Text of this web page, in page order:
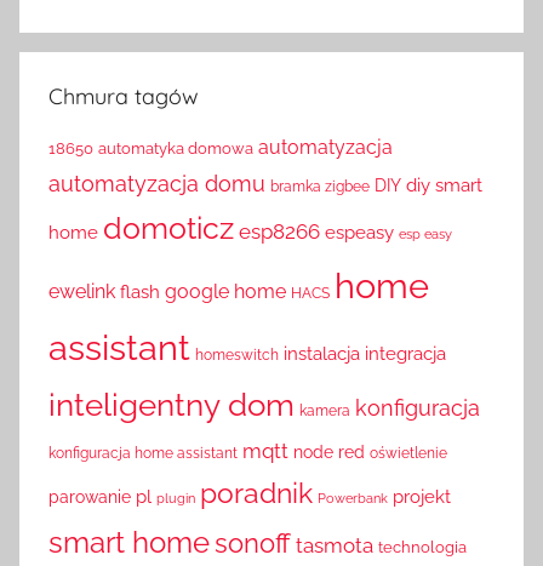
Chmura tagów
18650 automatyka domowa automatyzacja
automatyzacja domu bramka zigbee DIY diy smart
home domoticz esp8266 espeasy esp easy
ewelink flash google home HACS home
assistant homeswitch instalacja integracja
inteligentny dom kamera konfiguracja
konfiguracja home assistant mqtt node red oświetlenie
parowanie pl plugin poradnik Powerbank projekt
smart home sonoff tasmota technologia